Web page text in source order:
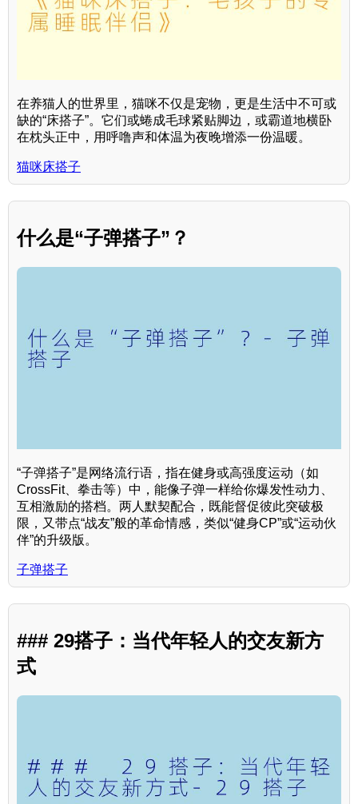
在养猫人的世界里，猫咪不仅是宠物，更是生活中不可或
缺的“床搭子”。它们或蜷成毛球紧贴脚边，或霸道地横卧
在枕头正中，用呼噜声和体温为夜晚增添一份温暖。
猫咪床搭子
什么是“子弹搭子”？
“子弹搭子”是网络流行语，指在健身或高强度运动（如
CrossFit、拳击等）中，能像子弹一样给你爆发性动力、
互相激励的搭档。两人默契配合，既能督促彼此突破极
限，又带点“战友”般的革命情感，类似“健身CP”或“运动伙
伴”的升级版。
子弹搭子
### 29搭子：当代年轻人的交友新方
式